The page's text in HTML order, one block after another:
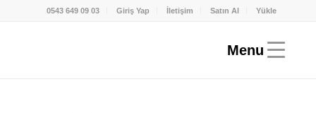
0543 649 09 03 Giriş Yap İletişim Satın Al Yükle